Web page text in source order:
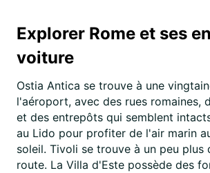
Explorer Rome et ses
voiture
Ostia Antica se trouve à une
l'aéroport, avec des rues romaines,
et des entrepôts qui semblent
au Lido pour profiter de l'air marin
soleil. Tivoli se trouve à un peu plus
route. La Villa d'Este possède des